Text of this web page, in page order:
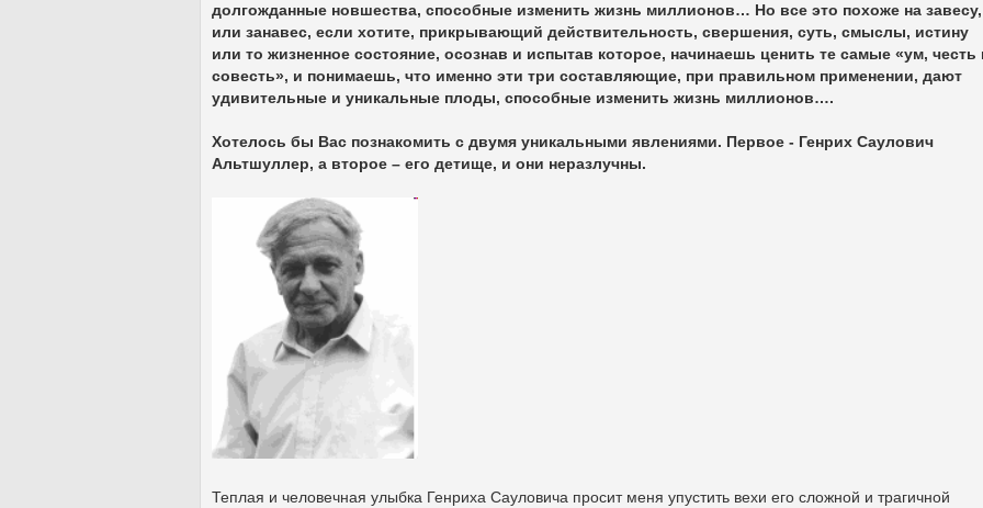
долгожданные новшества, способные изменить жизнь миллионов… Но все это похоже на завесу,
или занавес, если хотите, прикрывающий действительность, свершения, суть, смыслы, истину
или то жизненное состояние, осознав и испытав которое, начинаешь ценить те самые «ум, честь
совесть», и понимаешь, что именно эти три составляющие, при правильном применении, дают
удивительные и уникальные плоды, способные изменить жизнь миллионов….
Хотелось бы Вас познакомить с двумя уникальными явлениями. Первое - Генрих Саулович
Альтшуллер, а второе – его детище, и они неразлучны.
Теплая и человечная улыбка Генриха Сауловича просит меня упустить вехи его сложной и трагичной